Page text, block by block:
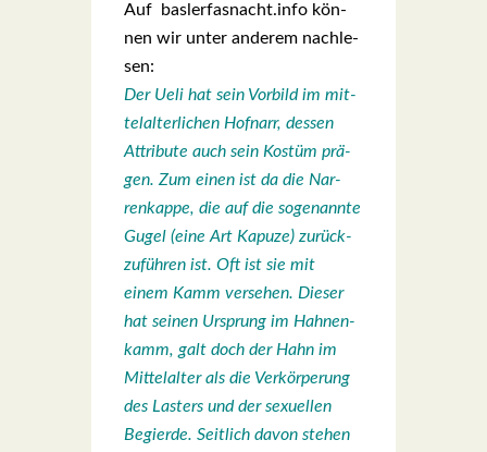
Auf baslerfasnacht.info kön­
nen wir unter ande­rem nach­le­
sen:
Der Ueli hat sein Vor­bild im mit­
tel­al­ter­li­chen Hof­narr, des­sen
Attri­bu­te auch sein Kos­tüm prä­
gen. Zum einen ist da die Nar­
ren­kap­pe, die auf die soge­nann­te
Gugel (eine Art Kapu­ze) zurück­
zu­füh­ren ist. Oft ist sie mit
einem Kamm ver­se­hen. Die­ser
hat sei­nen Ursprung im Hah­nen­
kamm, galt doch der Hahn im
Mit­tel­al­ter als die Ver­kör­pe­rung
des Las­ters und der sexu­el­len
Begier­de. Seit­lich davon ste­hen